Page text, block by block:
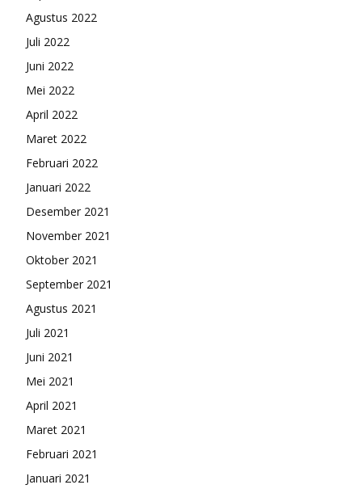
Agustus 2022
Juli 2022
Juni 2022
Mei 2022
April 2022
Maret 2022
Februari 2022
Januari 2022
Desember 2021
November 2021
Oktober 2021
September 2021
Agustus 2021
Juli 2021
Juni 2021
Mei 2021
April 2021
Maret 2021
Februari 2021
Januari 2021